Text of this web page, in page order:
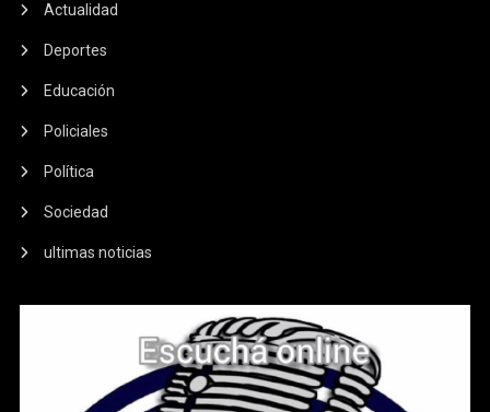
Actualidad
Deportes
Educación
Policiales
Política
Sociedad
ultimas noticias